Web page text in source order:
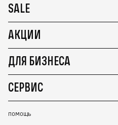
SALE
АКЦИИ
ДЛЯ БИЗНЕСА
СЕРВИС
ПОМОЩЬ